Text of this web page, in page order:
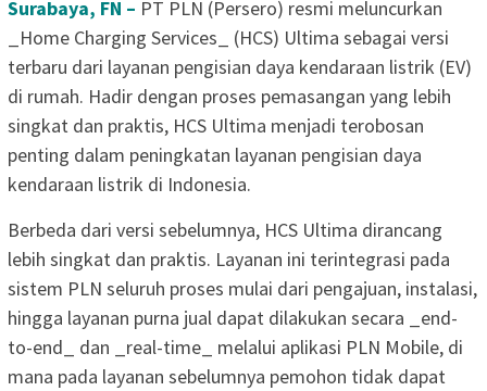
Surabaya, FN – PT PLN (Persero) resmi meluncurkan
_Home Charging Services_ (HCS) Ultima sebagai versi
terbaru dari layanan pengisian daya kendaraan listrik (EV)
di rumah. Hadir dengan proses pemasangan yang lebih
singkat dan praktis, HCS Ultima menjadi terobosan
penting dalam peningkatan layanan pengisian daya
kendaraan listrik di Indonesia.
Berbeda dari versi sebelumnya, HCS Ultima dirancang
lebih singkat dan praktis. Layanan ini terintegrasi pada
sistem PLN seluruh proses mulai dari pengajuan, instalasi,
hingga layanan purna jual dapat dilakukan secara _end-
to-end_ dan _real-time_ melalui aplikasi PLN Mobile, di
mana pada layanan sebelumnya pemohon tidak dapat